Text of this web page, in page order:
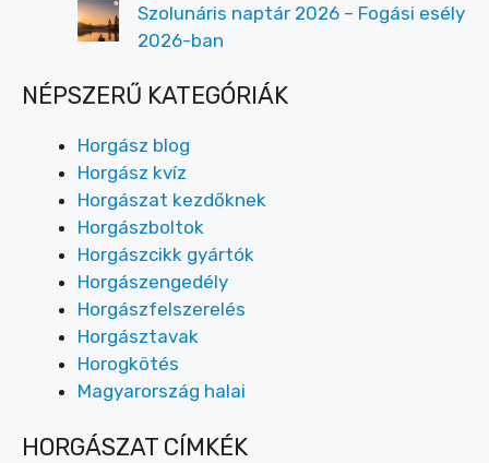
Szolunáris naptár 2026 – Fogási esély
2026-ban
NÉPSZERŰ KATEGÓRIÁK
Horgász blog
Horgász kvíz
Horgászat kezdőknek
Horgászboltok
Horgászcikk gyártók
Horgászengedély
Horgászfelszerelés
Horgásztavak
Horogkötés
Magyarország halai
HORGÁSZAT CÍMKÉK